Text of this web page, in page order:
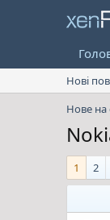
Нові
Нове на
1 2